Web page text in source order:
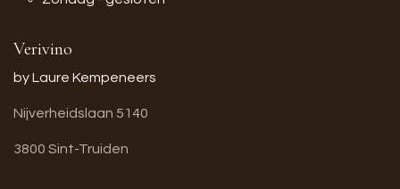
Verivino
by Laure Kempeneers
Nijverheidslaan 5140
3800 Sint-Truiden